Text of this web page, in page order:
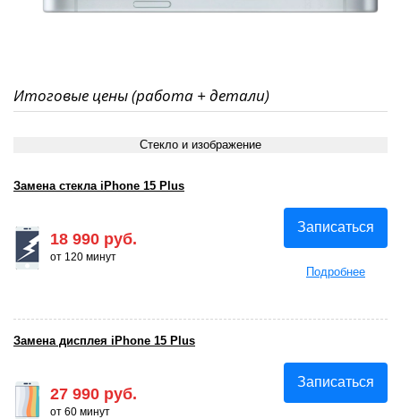
Итоговые цены (работа + детали)
Стекло и изображение
18 990 руб.
от 120 минут
Записаться
Подробнее
Замена стекла iPhone 15 Plus
27 990 руб.
от 60 минут
Записаться
Замена дисплея iPhone 15 Plus